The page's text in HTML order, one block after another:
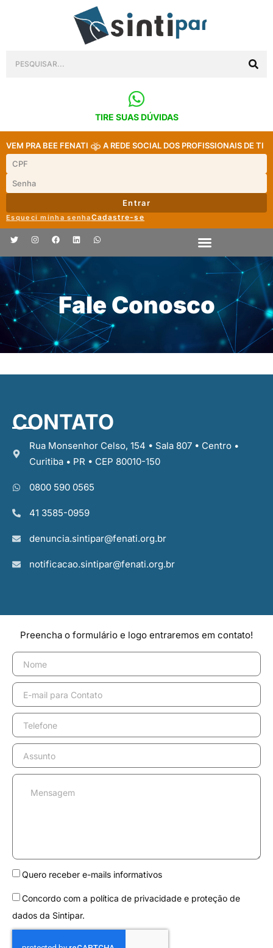
TIRE SUAS DÚVIDAS
VEM PRA BEE FENATI A REDE SOCIAL DOS PROFISSIONAIS DE TI
Entrar
Esqueci minha senhaCadastre-se
Fale Conosco
CONTATO
Rua Monsenhor Celso, 154 • Sala 807 • Centro •
Curitiba • PR • CEP 80010-150
0800 590 0565
41 3585-0959
denuncia.sintipar@fenati.org.br
notificacao.sintipar@fenati.org.br
Preencha o formulário e logo entraremos em contato!
Quero receber e-mails informativos
Concordo com a política de privacidade e proteção de
dados da Sintipar.